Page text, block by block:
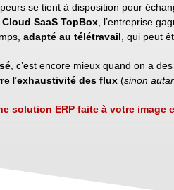
se tient à disposition pour
Cloud SaaS TopBox, l’entreprise
adapté au télétravail , qui peut
, c’est encore mieux quand on a
l’exhaustivité des flux(sinon
solution ERP faite à votre